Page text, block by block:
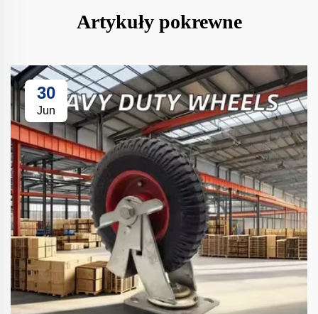
Artykuły pokrewne
30
Jun